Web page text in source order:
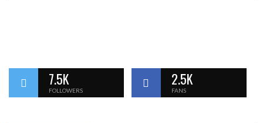
7.5K
FOLLOWERS
2.5K
FANS